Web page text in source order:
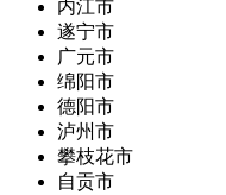
内江市
遂宁市
广元市
绵阳市
德阳市
泸州市
攀枝花市
自贡市